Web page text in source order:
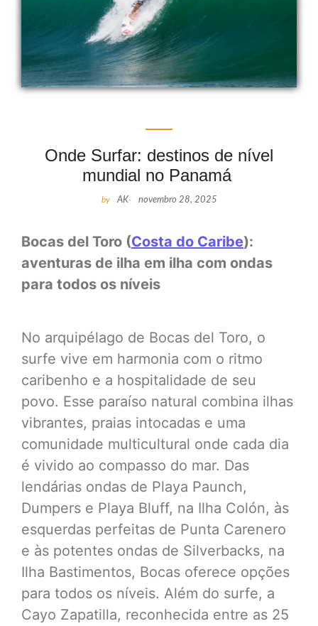
Onde Surfar: destinos de nível
mundial no Panamá
by AK- novembro 28, 2025
Bocas del Toro (Costa do Caribe):
aventuras de ilha em ilha com ondas
para todos os níveis
No arquipélago de Bocas del Toro, o
surfe vive em harmonia com o ritmo
caribenho e a hospitalidade de seu
povo. Esse paraíso natural combina ilhas
vibrantes, praias intocadas e uma
comunidade multicultural onde cada dia
é vivido ao compasso do mar. Das
lendárias ondas de Playa Paunch,
Dumpers e Playa Bluff, na Ilha Colón, às
esquerdas perfeitas de Punta Carenero
e às potentes ondas de Silverbacks, na
Ilha Bastimentos, Bocas oferece opções
para todos os níveis. Além do surfe, a
Cayo Zapatilla, reconhecida entre as 25